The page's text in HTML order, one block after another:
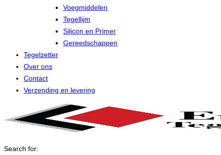
Voegmiddelen
Tegellijm
Silicon en Primer
Gereedschappen
Tegelzetter
Over ons
Contact
Verzending en levering
Search for: